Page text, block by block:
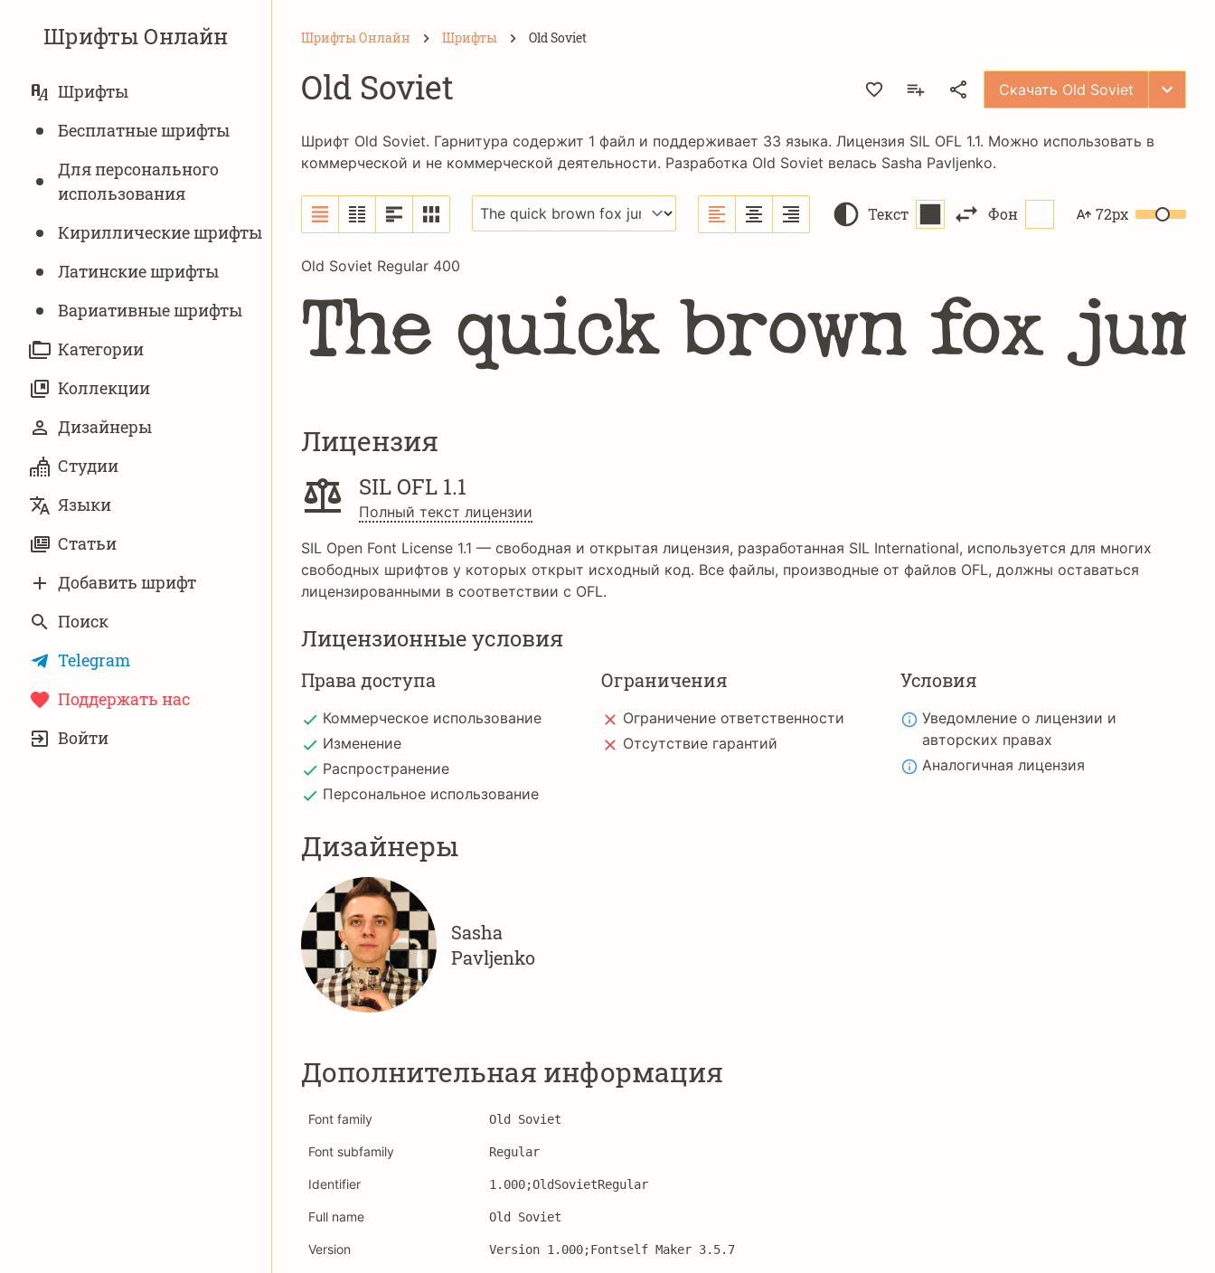
Шрифты Онлайн
НАВИГАЦИЯ
Шрифты
Бесплатные шрифты
Для персонального
использования
Кириллические шрифты
Латинские шрифты
Вариативныe шрифты
Категории
Коллекции
Дизайнеры
Студии
Языки
Статьи
Добавить шрифт
Поиск
Telegram
Поддержать нас
ЗАПИСЬ
Войти
Шрифты Онлайн Шрифты Old Soviet
Old Soviet Скачать Old Soviet
Шрифт Old Soviet. Гарнитура содержит 1 файл и поддерживает 33 языка. Лицензия SIL OFL 1.1. Можно использовать в
коммерческой и не коммерческой деятельности. Разработка Old Soviet велась Sasha Pavljenko.
Текст Фон 72px
Old Soviet Regular 400
The quick brown fox
Лицензия
SIL OFL 1.1
Полный текст лицензии
SIL Open Font License 1.1 — свободная и открытая лицензия, разработанная SIL International, используется для многих
свободных шрифтов у которых открыт исходный код. Все файлы, производные от файлов OFL, должны оставаться
лицензированными в соответствии с OFL.
Лицензионные условия
Права доступа
Коммерческое использование
Изменение
Распространение
Персональное использование
Ограничения
Ограничение ответственности
Отсутствие гарантий
Условия
Уведомление о лицензии и
авторских правах
Аналогичная лицензия
Дизайнеры
Sasha
Pavljenko
Дополнительная информация
Font family Old Soviet
Font subfamily Regular
Identifier 1.000;OldSovietRegular
Full name Old Soviet
Version Version 1.000;Fontself Maker 3.5.7